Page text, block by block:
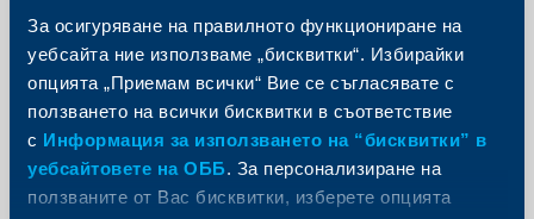
За осигуряване на правилното функциониране на
уебсайта ние използваме „бисквитки“. Избирайки
опцията „Приемам всички“ Вие се съгласявате с
ползването на всички бисквитки в съответствие
с Информация за използването на “бисквитки” в
уебсайтовете на ОББ. За персонализиране на
ползваните от Вас бисквитки, изберете опцията
Ауто Лизинг България ЕООД имат пазарен дял от 9%.
Райфайзен Застрахователен Брокер ЕООД
Дъщерното дружество на Райфайзенбанк -
Райфайзен Застрахователен Брокер ЕООД се наложи
като един от лидерите на пазара на
застрахователните посредници. То предлага на
клиентите си застрахователни продукти на 15
компании.
Райфайзен Имоти ЕООД